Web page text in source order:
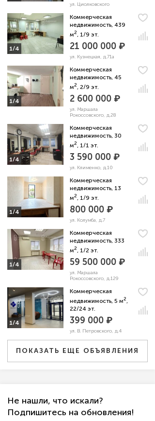
ул. Циолковского
1/4
Коммерческая
недвижимость, 439
м2, 1/9 эт.
21 000 000 ₽
ул. Кузнецкая, д.71а
1/4
Коммерческая
недвижимость, 45
м2, 2/9 эт.
2 600 000 ₽
ул. Маршала
Рокоссовского, д.28
1/4
Коммерческая
недвижимость, 30
м2, 1/1 эт.
3 590 000 ₽
ул. Клименко, д.10
1/4
Коммерческая
недвижимость, 13
м2, 1/9 эт.
800 000 ₽
ул. Колумба, д.7
1/4
Коммерческая
недвижимость, 333
м2, 1/2 эт.
59 500 000 ₽
ул. Маршала
Рокоссовского, д.129
1/4
Коммерческая
недвижимость, 5 м2,
22/24 эт.
399 000 ₽
ул. В. Петровского, д.4
ПОКАЗАТЬ ЕЩЕ ОБЪЯВЛЕНИЯ
Не нашли, что искали?
Подпишитесь на обновления!